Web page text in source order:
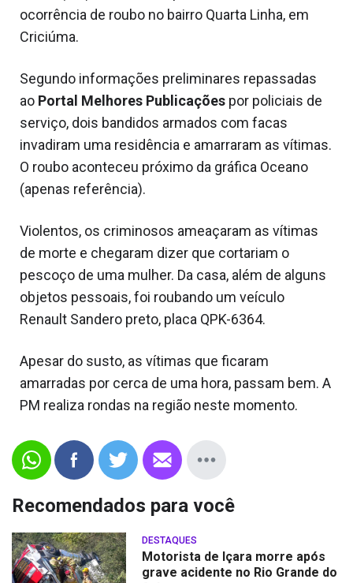
ocorrência de roubo no bairro Quarta Linha, em
Criciúma.
Segundo informações preliminares repassadas
ao Portal Melhores Publicações por policiais de
serviço, dois bandidos armados com facas
invadiram uma residência e amarraram as vítimas.
O roubo aconteceu próximo da gráfica Oceano
(apenas referência).
Violentos, os criminosos ameaçaram as vítimas
de morte e chegaram dizer que cortariam o
pescoço de uma mulher. Da casa, além de alguns
objetos pessoais, foi roubando um veículo
Renault Sandero preto, placa QPK-6364.
Apesar do susto, as vítimas que ficaram
amarradas por cerca de uma hora, passam bem. A
PM realiza rondas na região neste momento.
Recomendados para você
DESTAQUES
Motorista de Içara morre após
grave acidente no Rio Grande do